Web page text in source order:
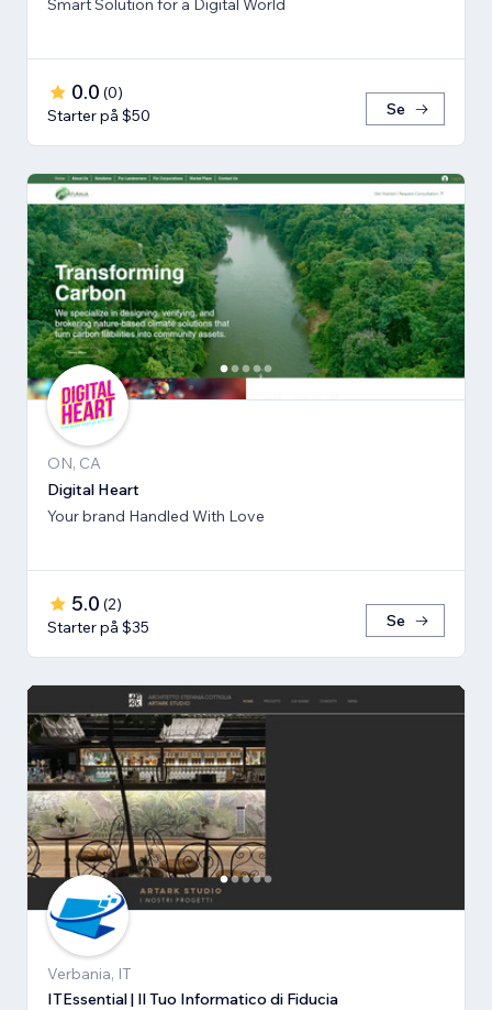
Smart Solution for a Digital World
0.0 (0)
Starter på $50
Se
ON, CA
Digital Heart
Your brand Handled With Love
5.0 (2)
Starter på $35
Se
Verbania, IT
ITEssential | Il Tuo Informatico di Fiducia